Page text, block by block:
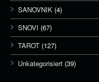
SANOVNIK (4)
SNOVI (67)
TAROT (127)
Unkategorisiert (39)